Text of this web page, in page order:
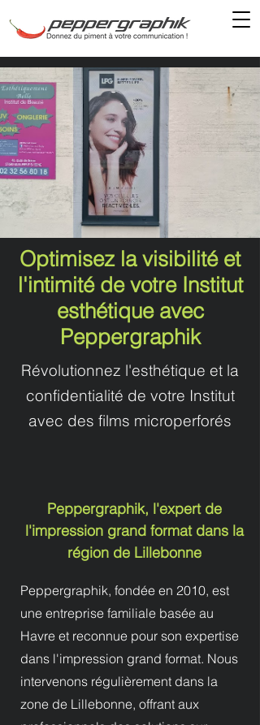
Optimisez la visibilité et
l'intimité de votre Institut
esthétique avec
Peppergraphik
Révolutionnez l'esthétique et la
confidentialité de votre Institut
avec des films microperforés
Peppergraphik, l'expert de
l'impression grand format dans la
région de Lillebonne
Peppergraphik, fondée en 2010, est
une entreprise familiale basée au
Havre et reconnue pour son expertise
dans l'impression grand format. Nous
intervenons régulièrement dans la
zone de Lillebonne, offrant aux